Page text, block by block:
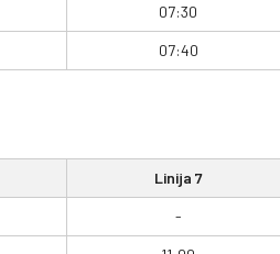
07:30
07:40
Linija 7
-